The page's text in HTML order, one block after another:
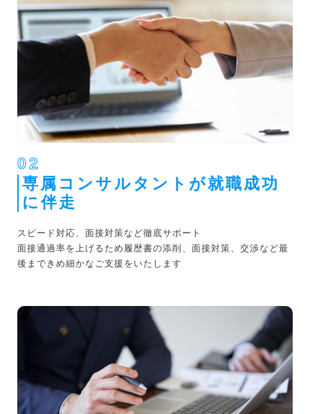
02
専属コンサルタントが就職成功
に伴走
スピード対応、面接対策など徹底サポート
面接通過率を上げるため履歴書の添削、面接対策、交渉など最
後まできめ細かなご支援をいたします